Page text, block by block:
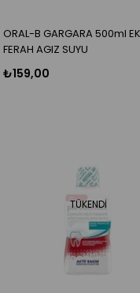
ORAL-B GARGARA 500ml
FERAH AGIZ SUYU
₺159,00
TÜKENDI